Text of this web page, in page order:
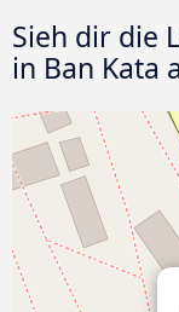
Sieh dir die
in Ban Kata